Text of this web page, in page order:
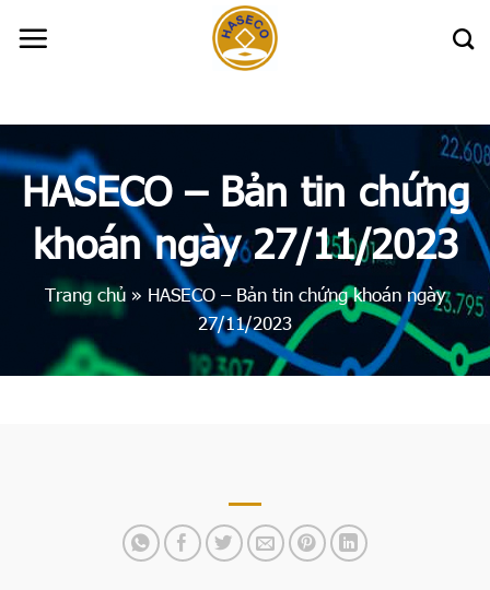
HASECO – Bản tin chứng
khoán ngày 27/11/2023
Trang chủ » HASECO – Bản tin chứng khoán ngày
27/11/2023